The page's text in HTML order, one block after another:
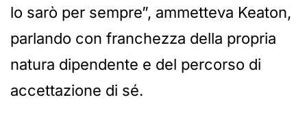
lo sarò per sempre”, ammetteva Keaton,
parlando con franchezza della propria
natura dipendente e del percorso di
accettazione di sé.